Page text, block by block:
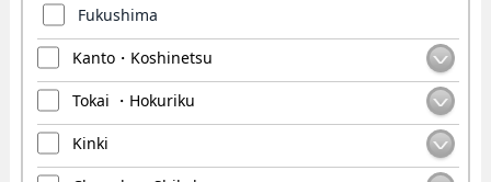
Fukushima
Kanto・Koshinetsu
Tokai ・Hokuriku
Kinki